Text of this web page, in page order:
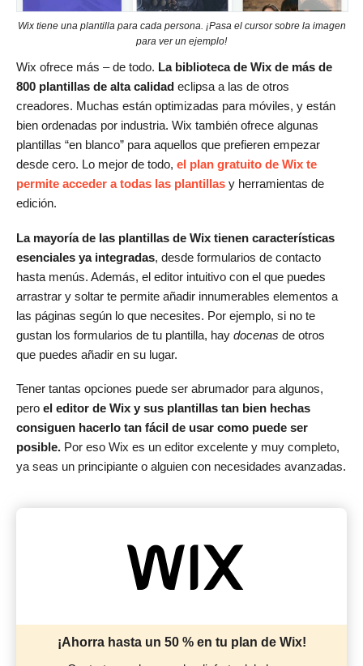
Wix tiene una plantilla para cada persona. ¡Pasa el cursor sobre la imagen
para ver un ejemplo!
Wix ofrece más – de todo. La biblioteca de Wix de más de
800 plantillas de alta calidad eclipsa a las de otros
creadores. Muchas están optimizadas para móviles, y están
bien ordenadas por industria. Wix también ofrece algunas
plantillas “en blanco” para aquellos que prefieren empezar
desde cero. Lo mejor de todo, el plan gratuito de Wix te
permite acceder a todas las plantillas y herramientas de
edición.
La mayoría de las plantillas de Wix tienen características
esenciales ya integradas, desde formularios de contacto
hasta menús. Además, el editor intuitivo con el que puedes
arrastrar y soltar te permite añadir innumerables elementos a
las páginas según lo que necesites. Por ejemplo, si no te
gustan los formularios de tu plantilla, hay docenas de otros
que puedes añadir en su lugar.
Tener tantas opciones puede ser abrumador para algunos,
pero el editor de Wix y sus plantillas tan bien hechas
consiguen hacerlo tan fácil de usar como puede ser
posible. Por eso Wix es un editor excelente y muy completo,
ya seas un principiante o alguien con necesidades avanzadas.
¡Ahorra hasta un 50 % en tu plan de Wix!